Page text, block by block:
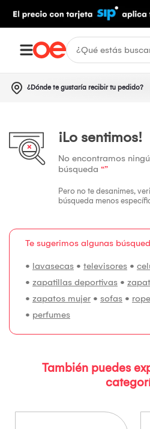
¿Dónde te gustaría recibir tu pedido?
¡Lo sentimos!
No encontramos
búsqueda “”
Pero no te desanimes,
búsqueda menos
Te sugerimos algunas
• lavasecas • televisores •
• zapatillas deportivas •
• zapatos mujer • sofas •
• perfumes
También puedes